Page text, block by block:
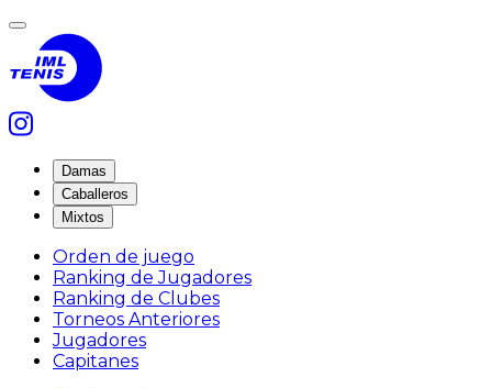
Damas
Caballeros
Mixtos
Orden de juego
Ranking de Jugadores
Ranking de Clubes
Torneos Anteriores
Jugadores
Capitanes